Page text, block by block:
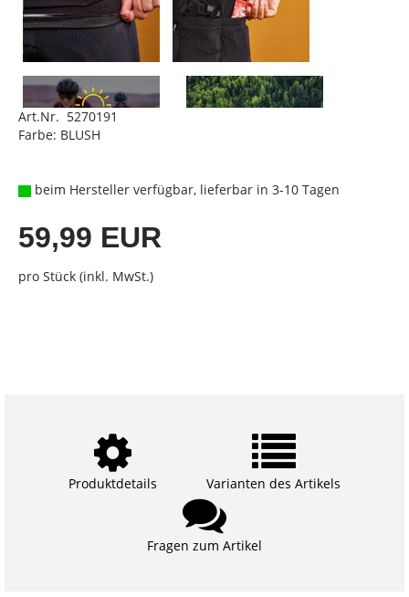
Art.Nr. 5270191
Farbe: BLUSH
beim Hersteller verfügbar, lieferbar in 3-10 Tagen
59,99 EUR
pro Stück (inkl. MwSt.)
Produktdetails Varianten des Artikels
Fragen zum Artikel